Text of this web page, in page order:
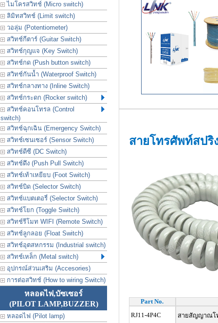
ไมโครสวิทช์ (Micro switch)
ลิมิทสวิทช์ (Limit switch)
วอลุ่ม (Potentiometer)
สวิทช์กีตาร์ (Guitar Switch)
สวิทช์กุญแจ (Key Switch)
สวิทช์กด (Push button switch)
สวิทช์กันน้ำ (Waterproof Switch)
สวิทช์กลางทาง (Inline Switch)
สวิทช์กระดก (Rocker switch)
สวิทช์คอนโทรล (Control
switch)
สวิทช์ฉุกเฉิน (Emergency Switch)
สวิทช์เซนเซอร์ (Sensor Switch)
สวิทช์ดีซี (DC Switch)
สวิทช์ดึง (Push Pull Switch)
สวิทช์เท้าเหยียบ (Foot Switch)
สวิทช์บิด (Selector Switch)
สวิทช์แบตเตอรี่ (Selector Switch)
สวิทช์โยก (Toggle Switch)
สวิทช์รีโมท WIFI (Remote Switch)
สวิทช์ลูกลอย (Float Switch)
สวิทช์อุตสหกรรม (Industrial switch)
สวิทช์เหล็ก (Metal switch)
อุปกรณ์ส่วนเสริม (Accesories)
การต่อสวิทช์ (How to wiring Switch)
หลอดไฟ,บัซเซอร์
(PILOT LAMP,BUZZER)
หลอดไฟ (Pilot lamp)
สายโทรศัพท์สปริ
Part No.
RJ11-4P4C
สายสัญญาณโท